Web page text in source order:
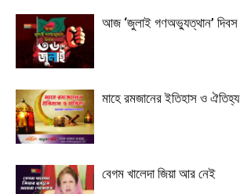
আজ ‘জুলাই গণঅভ্যুত্থান’ দিবস
মাহে রমজানের ইতিহাস ও ঐতিহ্য
বেগম খালেদা জিয়া আর নেই